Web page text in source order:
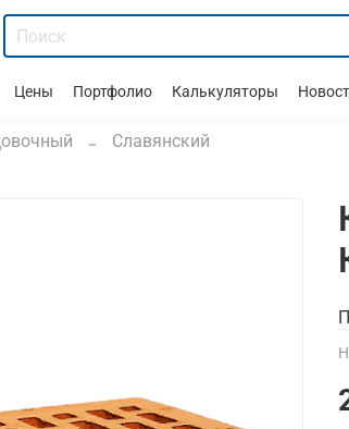
Цены Портфолио Калькуляторы
Славянский